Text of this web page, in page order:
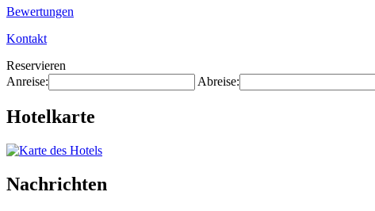
Bewertungen
Kontakt
Reservieren
Anreise:
Abreise:
Hotelkarte
Nachrichten